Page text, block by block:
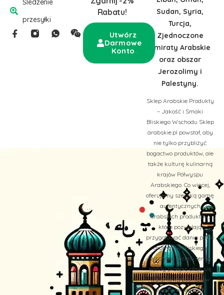
Śledzenie
przesyłki
Sudan, Syria,
Turcja,
Zjednoczone
Emiraty Arabskie
oraz obszar
Jerozolimy i
Palestyny.
Sklep Arabskie Produkty
– Jakość i Smaki
Bliskiego Wschodu Sklep
arabskie.pl powstał, aby
nie tylko przybliżyć
bogactwo produktów, ale
także kulturę kulinarną
krajów Półwyspu
Arabskiego. Co więcej,
oferujemy szeroką gamę
autentycznych
arabskich produktów,
które pozwalają
przygotować dania pełne
aromatów Bliskiego
Wschodu. Dzięki temu,
każdy przepis staje się
wyjątkową podróżą w
świat orientalnych
Rabatu!
Utwórz
Darmowe
Konto